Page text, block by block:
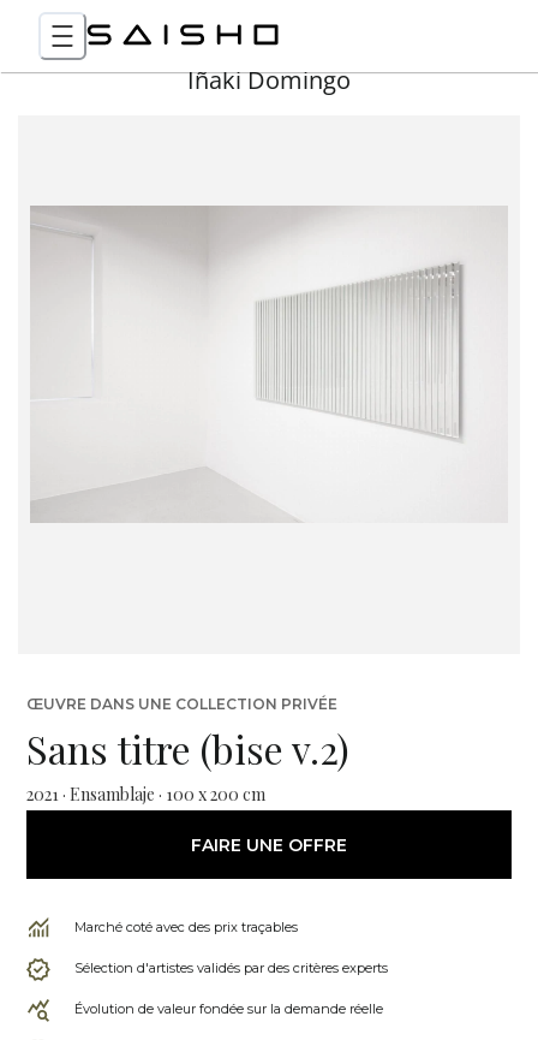
Iñaki Domingo
ŒUVRE DANS UNE COLLECTION PRIVÉE
Sans titre (bise v.2)
2021 · Ensamblaje · 100 x 200 cm
FAIRE UNE OFFRE
Marché coté avec des prix traçables
Sélection d'artistes validés par des critères experts
Évolution de valeur fondée sur la demande réelle